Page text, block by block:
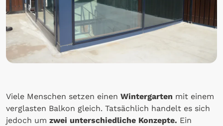
Viele Menschen setzen einen Wintergarten mit einem
verglasten Balkon gleich. Tatsächlich handelt es sich
jedoch um zwei unterschiedliche Konzepte. Ein